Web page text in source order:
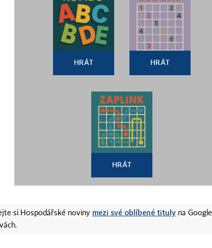
HRÁT HRÁT
HRÁT
si Hospodářské noviny mezi své oblíbené tituly na Google